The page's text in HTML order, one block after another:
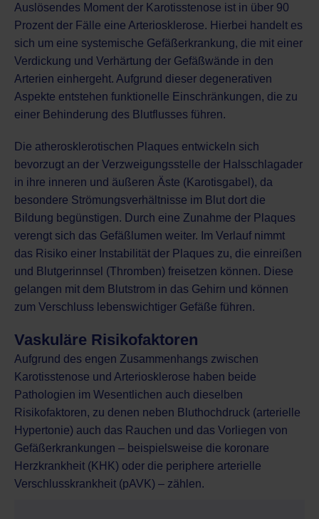
Auslösendes Moment der Karotisstenose ist in über 90
Prozent der Fälle eine Arteriosklerose. Hierbei handelt es
sich um eine systemische Gefäßerkrankung, die mit einer
Verdickung und Verhärtung der Gefäßwände in den
Arterien einhergeht. Aufgrund dieser degenerativen
Aspekte entstehen funktionelle Einschränkungen, die zu
einer Behinderung des Blutflusses führen.
Die atherosklerotischen Plaques entwickeln sich
bevorzugt an der Verzweigungsstelle der Halsschlagader
in ihre inneren und äußeren Äste (Karotisgabel), da
besondere Strömungsverhältnisse im Blut dort die
Bildung begünstigen. Durch eine Zunahme der Plaques
verengt sich das Gefäßlumen weiter. Im Verlauf nimmt
das Risiko einer Instabilität der Plaques zu, die einreißen
und Blutgerinnsel (Thromben) freisetzen können. Diese
gelangen mit dem Blutstrom in das Gehirn und können
zum Verschluss lebenswichtiger Gefäße führen.
Vaskuläre Risikofaktoren
Aufgrund des engen Zusammenhangs zwischen
Karotisstenose und Arteriosklerose haben beide
Pathologien im Wesentlichen auch dieselben
Risikofaktoren, zu denen neben Bluthochdruck (arterielle
Hypertonie) auch das Rauchen und das Vorliegen von
Gefäßerkrankungen – beispielsweise die koronare
Herzkrankheit (KHK) oder die periphere arterielle
Verschlusskrankheit (pAVK) – zählen.